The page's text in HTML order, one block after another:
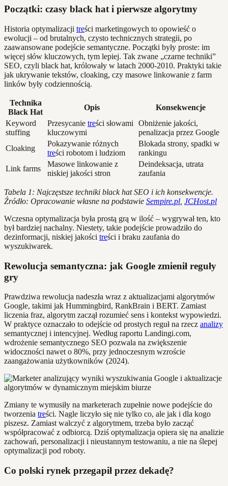
Początki: czasy black hat i pierwsze algorytmy
Historia optymalizacji treści marketingowych to opowieść o
ewolucji – od brutalnych, czysto technicznych strategii, po
zaawansowane podejście semantyczne. Początki były proste: im
więcej słów kluczowych, tym lepiej. Tak zwane „czarne techniki”
SEO, czyli black hat, królowały w latach 2000-2010. Praktyki takie
jak ukrywanie tekstów, cloaking, czy masowe linkowanie z farm
linków były codziennością.
Technika
Black Hat
Opis
Konsekwencje
Keyword
stuffing
Przesycanie treści słowami
kluczowymi
Obniżenie jakości,
penalizacja przez Google
Cloaking
Pokazywanie różnych
treści robotom i ludziom
Blokada strony, spadki w
rankingu
Link farms
Masowe linkowanie z
niskiej jakości stron
Deindeksacja, utrata
zaufania
Tabela 1: Najczęstsze techniki black hat SEO i ich konsekwencje.
Źródło: Opracowanie własne na podstawie Sempire.pl JCHost.pl
Wczesna optymalizacja była prostą grą w ilość – wygrywał ten, kto
był bardziej nachalny. Niestety, takie podejście prowadziło do
dezinformacji, niskiej jakości treści i braku zaufania do
wyszukiwarek.
Rewolucja semantyczna: jak Google zmienił reguły
gry
Prawdziwa rewolucja nadeszła wraz z aktualizacjami algorytmów
Google, takimi jak Hummingbird, RankBrain i BERT. Zamiast
liczenia fraz, algorytm zaczął rozumieć sens i kontekst wypowiedzi.
W praktyce oznaczało to odejście od prostych reguł na rzecz analizy
semantycznej i intencyjnej. Według raportu Landingi.com,
wdrożenie semantycznego SEO pozwala na zwiększenie
widoczności nawet o 80%, przy jednoczesnym wzroście
zaangażowania użytkowników (2024).
Zmiany te wymusiły na marketerach zupełnie nowe podejście do
tworzenia treści. Nagle liczyło się nie tylko co, ale jak i dla kogo
piszesz. Zamiast walczyć z algorytmem, trzeba było zacząć
współpracować z odbiorcą. Dziś optymalizacja opiera się na analizie
zachowań, personalizacji i nieustannym testowaniu, a nie na ślepej
optymalizacji pod roboty.
Co polski rynek przegapił przez dekadę?